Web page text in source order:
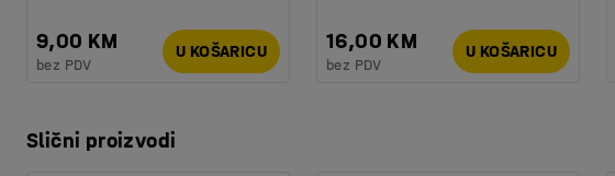
9,00 KM
bez PDV
U KOŠARICU 16,00 KM
bez PDV
U KOŠARICU
Slični proizvodi